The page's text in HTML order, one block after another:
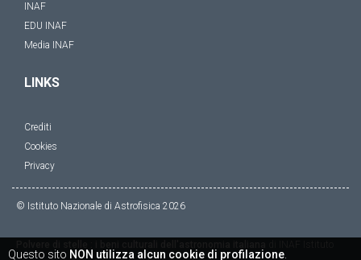
INAF
EDU INAF
Media INAF
LINKS
Crediti
Cookies
Privacy
© Istituto Nazionale di Astrofisica 2026
Questo sito NON utilizza alcun cookie di profilazione